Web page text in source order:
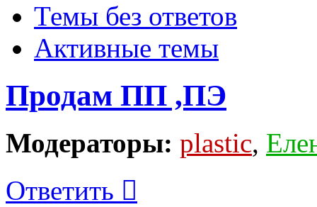
Темы без ответов
Активные темы
Продам ПП ,ПЭ
Модераторы: plastic,
Ответить